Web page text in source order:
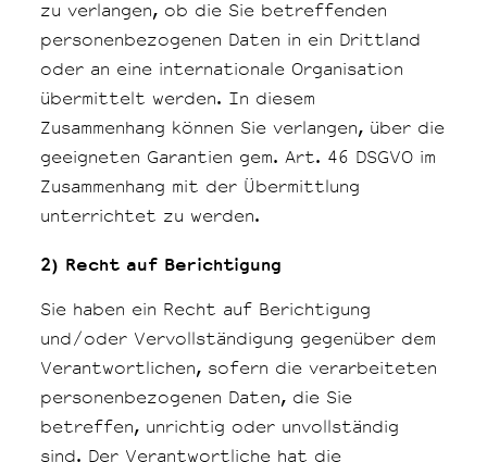
zu verlangen, ob die Sie betreffenden
personenbezogenen Daten in ein Drittland
oder an eine internationale Organisation
übermittelt werden. In diesem
Zusammenhang können Sie verlangen, über die
geeigneten Garantien gem. Art. 46 DSGVO im
Zusammenhang mit der Übermittlung
unterrichtet zu werden.
2) Recht auf Berichtigung
Sie haben ein Recht auf Berichtigung
und/oder Vervollständigung gegenüber dem
Verantwortlichen, sofern die verarbeiteten
personenbezogenen Daten, die Sie
betreffen, unrichtig oder unvollständig
sind. Der Verantwortliche hat die